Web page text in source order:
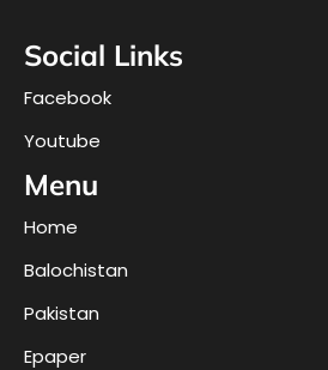
Social Links
Facebook
Youtube
Menu
Home
Balochistan
Pakistan
Epaper